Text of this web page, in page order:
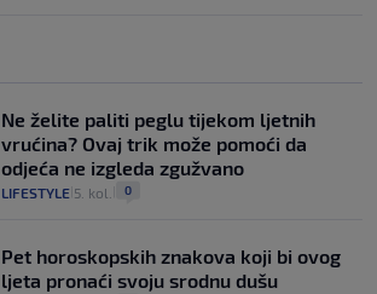
Ne želite paliti peglu tijekom ljetnih
vrućina? Ovaj trik može pomoći da
odjeća ne izgleda zgužvano
LIFESTYLE 5. kol. 0
Pet horoskopskih znakova koji bi ovog
ljeta pronaći svoju srodnu dušu